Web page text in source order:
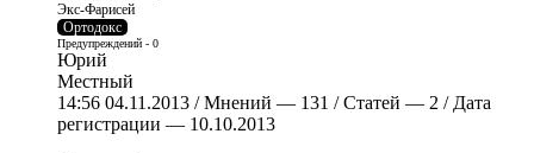
Экс-Фарисей
Ортодокс
Предупреждений - 0
Юрий
Местный
14:56 04.11.2013 / Мнений — 131 / Статей — 2 / Дата
регистрации — 10.10.2013